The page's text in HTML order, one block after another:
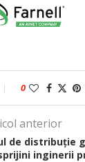
0
anterior
de distribuție
inginerii